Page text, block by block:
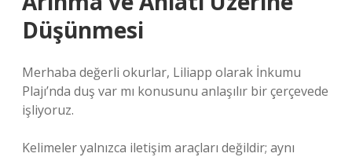
Düşünmesi
Merhaba değerli okurlar, Liliapp olarak İnkumu
Plajı’nda duş var mı konusunu anlaşılır bir çerçevede
işliyoruz.
Kelimeler yalnızca iletişim araçları değildir; aynı